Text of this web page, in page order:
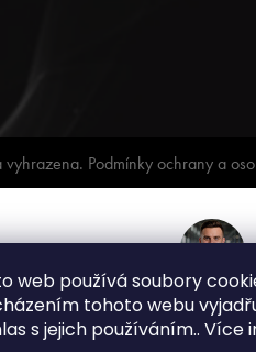
web používá soubory
tohoto webu
s jejich používáním.. Více
vyhrazena. Podmínky ochrany a